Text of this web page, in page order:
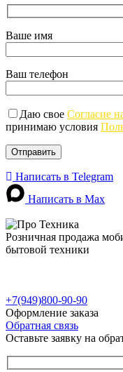
Ваше имя
Ваш телефон
Даю свое Согласие
принимаю условия
Написать в Telegram
Написать в Max
Розничная продажа
бытовой техники
+7(949)800-90-90
Оформление заказа
Обратная связь
Оставьте заявку на